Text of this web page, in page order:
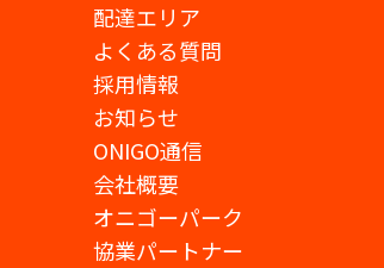
配達エリア
よくある質問
採用情報
お知らせ
ONIGO通信
会社概要
オニゴーパーク
協業パートナー